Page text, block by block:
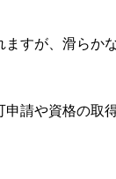
すが、滑らか
請や資格の取